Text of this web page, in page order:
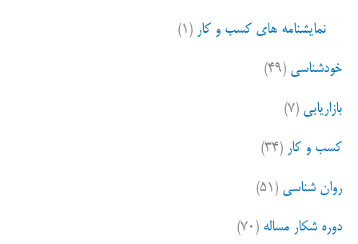
نمایشنامه های کسب و کار (۱)
خودشناسی (۴۹)
بازاریابی (۷)
کسب و کار (۳۴)
روان شناسی (۵۱)
دوره شکار مساله (۷۰)